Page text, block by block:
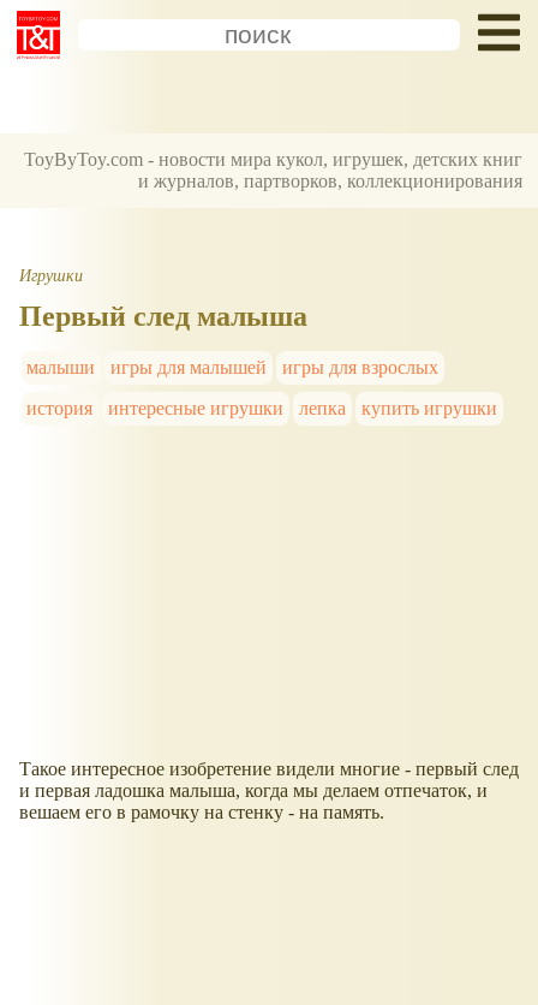
ToyByToy.com - новости мира кукол, игрушек, детских книг
и журналов, партворков, коллекционирования
Игрушки
Первый след малыша
малыши игры для малышей
игры для взрослых
история
интересные игрушки лепка купить игрушки
Такое интересное изобретение видели многие - первый след
и первая ладошка малыша, когда мы делаем отпечаток, и
вешаем его в рамочку на стенку - на память.